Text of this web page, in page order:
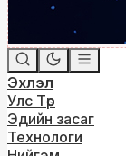
Эхлэл
Улс Төр
Эдийн засаг
Технологи